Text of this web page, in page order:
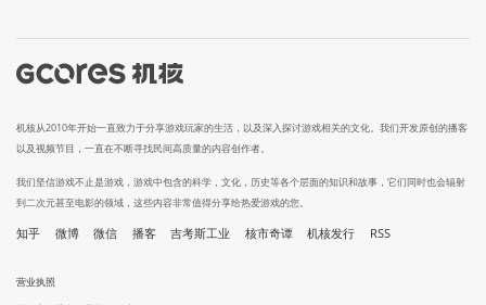
机核从2010年开始一直致力于分享游戏玩家的生活，以及深入探讨游戏相关的文化。我们开发原创的播客
以及视频节目，一直在不断寻找民间高质量的内容创作者。
我们坚信游戏不止是游戏，游戏中包含的科学，文化，历史等各个层面的知识和故事，它们同时也会辐射
到二次元甚至电影的领域，这些内容非常值得分享给热爱游戏的您。
知乎 微博 微信 播客 吉考斯工业 核市奇谭 机核发行 RSS
营业执照